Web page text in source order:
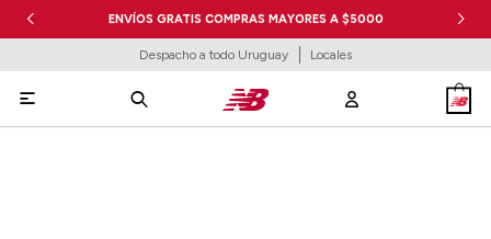
ENVÍOS GRATIS COMPRAS MAYORES A $5000
Despacho a todo Uruguay Locales
